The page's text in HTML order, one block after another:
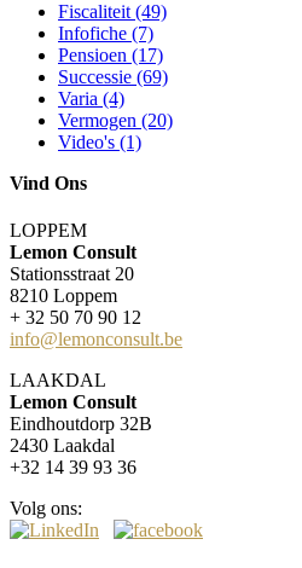
Fiscaliteit (49)
Infofiche (7)
Pensioen (17)
Successie (69)
Varia (4)
Vermogen (20)
Video's (1)
Vind Ons
LOPPEM
Lemon Consult
Stationsstraat 20
8210 Loppem
+ 32 50 70 90 12
info@lemonconsult.be
LAAKDAL
Lemon Consult
Eindhoutdorp 32B
2430 Laakdal
+32 14 39 93 36
Volg ons: